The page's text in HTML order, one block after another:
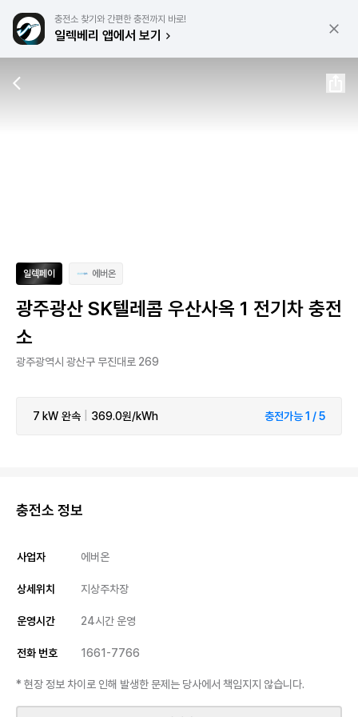
충전소 찾기와 간편한 충전까지 바로!
일렉베리 앱에서 보기
일렉페이 에버온
광주광산 SK텔레콤 우산사옥 1 전기차 충전
소
광주광역시 광산구 무진대로 269
7 kW 완속 369.0원/kWh 충전가능 1 / 5
충전소 정보
사업자 에버온
상세위치 지상주차장
운영시간 24시간 운영
전화 번호 1661-7766
* 현장 정보 차이로 인해 발생한 문제는 당사에서 책임지지 않습니다.